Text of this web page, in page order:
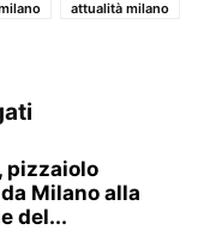
attualità milano
pizzaiolo
Milano alla
del...